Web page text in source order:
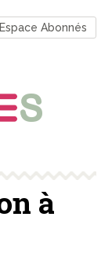
Espace Abonnés
à